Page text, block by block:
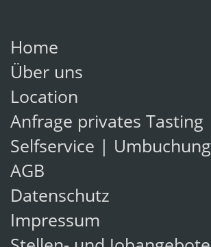
Home
Über uns
Location
Anfrage privates Tasting
Selfservice | Umbuchung
AGB
Datenschutz
Impressum